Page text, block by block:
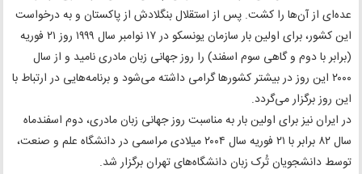
عده‌ای از آن‌ها را کشت. پس از استقلال بنگلادش از پاکستان و به درخواست
این کشور، برای اولین بار سازمان یونسکو در ۱۷ نوامبر سال ۱۹۹۹ روز ۲۱ فوریه
(برابر با دوم و گاهی سوم اسفند) را روز جهانی زبان مادری نامید و از سال
۲۰۰۰ این روز در بیشتر کشورها گرامی داشته می‌شود و برنامه‌هایی در ارتباط با
این روز برگزار می‌گردد.
در ایران نیز برای اولین بار به مناسبت روز جهانی زبان مادری، دوم اسفندماه
سال ۸۲ برابر با ۲۱ فوریه سال ۲۰۰۴ میلادی مراسمی در دانشگاه علم و صنعت،
توسط دانشجویان تُرک زبان دانشگاه‌های تهران برگزار شد.